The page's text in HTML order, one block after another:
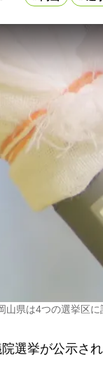
山県は4つの選挙区
選挙が公示さ